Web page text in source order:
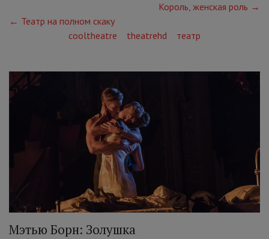
Король, женская роль →
← Театр на полном скаку
cooltheatre
theatrehd театр
Мэтью Борн: Золушка